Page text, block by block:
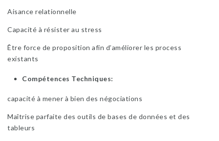
Aisance relationnelle
Capacité à résister au stress
Être force de proposition afin d’améliorer les process
existants
Compétences Techniques
capacité à mener à bien des négociations
Maîtrise parfaite des outils de bases de données et des
tableurs